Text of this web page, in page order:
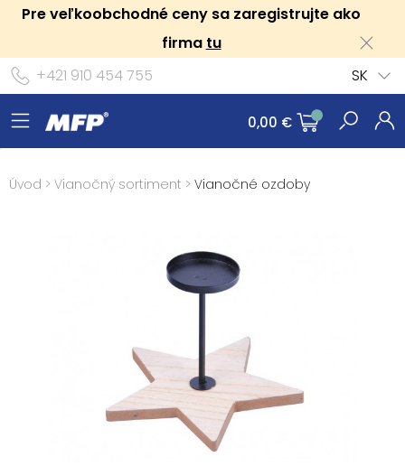
Pre veľkoobchodné ceny sa zaregistrujte ako
firma tu
+421 910 454 755
SK
0,00 €
Úvod > Vianočný sortiment > Vianočné ozdoby